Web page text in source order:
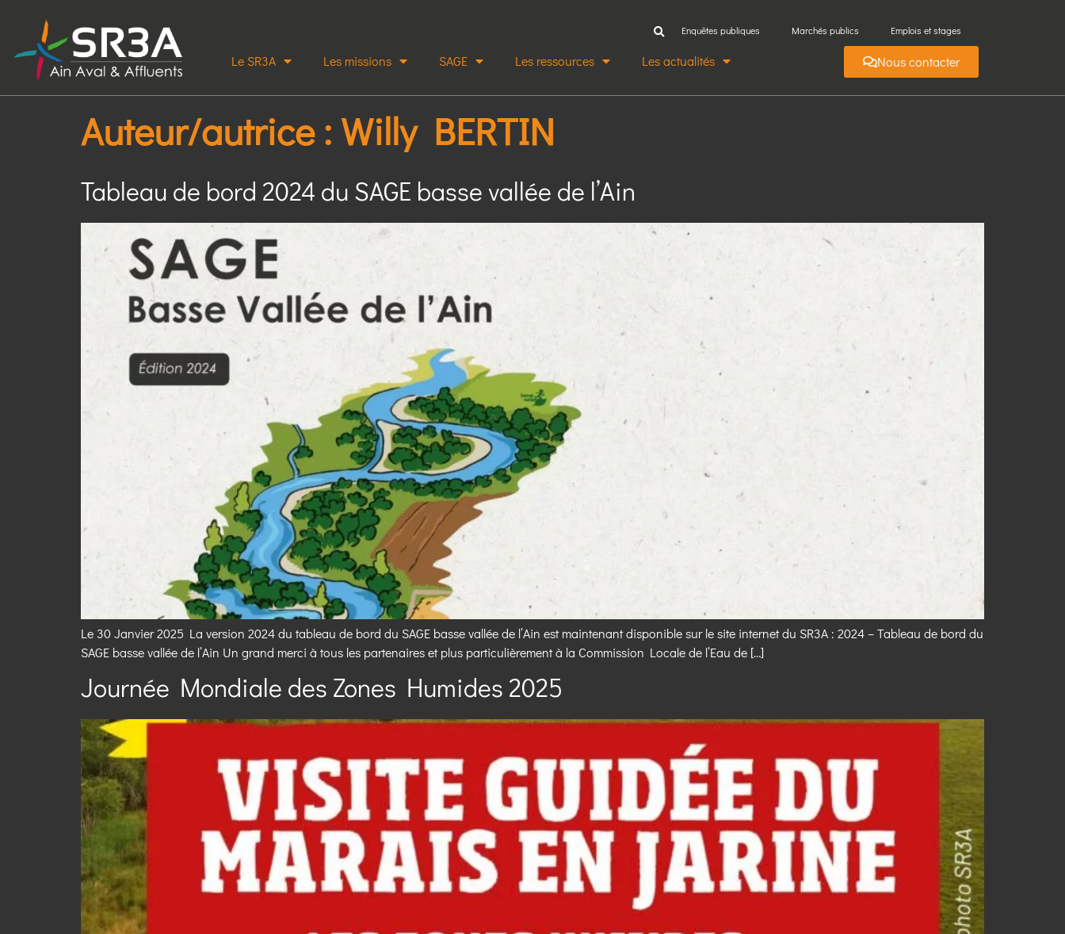
Enquêtes publiques Marchés publics Emplois et stages
Le SR3A Les missions SAGE Les ressources Les actualités Nous contacter
Auteur/autrice : Willy BERTIN
Tableau de bord 2024 du SAGE basse vallée de l’Ain
Le 30 Janvier 2025 La version 2024 du tableau de bord du SAGE basse vallée de l’Ain est maintenant disponible sur le site internet du SR3A : 2024 – Tableau de bord du
SAGE basse vallée de l’Ain Un grand merci à tous les partenaires et plus particulièrement à la Commission Locale de l’Eau de […]
Journée Mondiale des Zones Humides 2025